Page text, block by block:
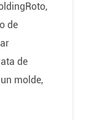
de
de
molde,